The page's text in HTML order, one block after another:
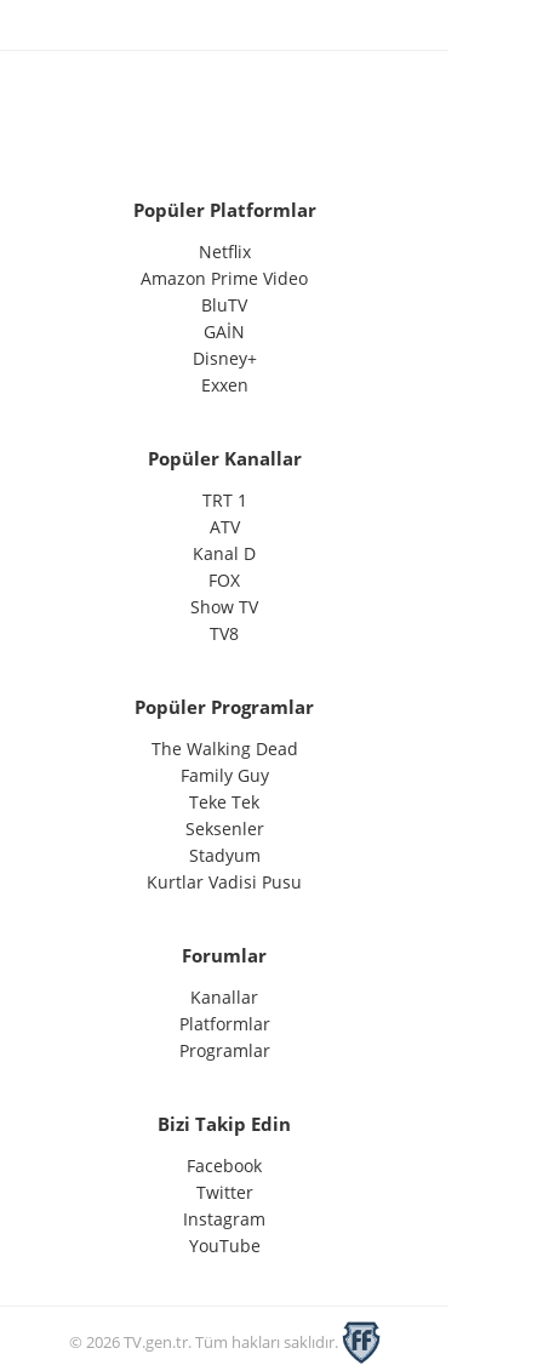
Popüler Platformlar
Netflix
Amazon Prime Video
BluTV
GAİN
Disney+
Exxen
Popüler Kanallar
TRT 1
ATV
Kanal D
FOX
Show TV
TV8
Popüler Programlar
The Walking Dead
Family Guy
Teke Tek
Seksenler
Stadyum
Kurtlar Vadisi Pusu
Forumlar
Kanallar
Platformlar
Programlar
Bizi Takip Edin
Facebook
Twitter
Instagram
YouTube
© 2026 TV.gen.tr. Tüm hakları saklıdır.